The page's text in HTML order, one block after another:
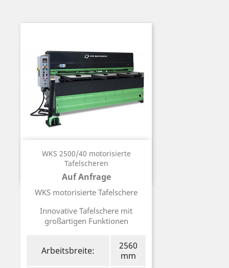
WKS 2500/40 motorisierte
Tafelscheren
Auf Anfrage
WKS motorisierte Tafelschere
Innovative Tafelschere mit
großartigen Funktionen
Arbeitsbreite:
2560
mm